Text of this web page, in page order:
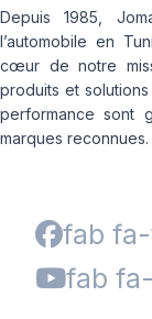
Depuis 1985,
l’automobile en
cœur de notre
produits et
performance sont
marques reconnues.
fab
fab